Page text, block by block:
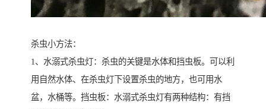
杀虫小方法：
1、水溺式杀虫灯：杀虫的关键是水体和挡虫板。可以利
用自然水体、在杀虫灯下设置杀虫的地方，也可用水
盆，水桶等。挡虫板：水溺式杀虫灯有两种结构：有挡